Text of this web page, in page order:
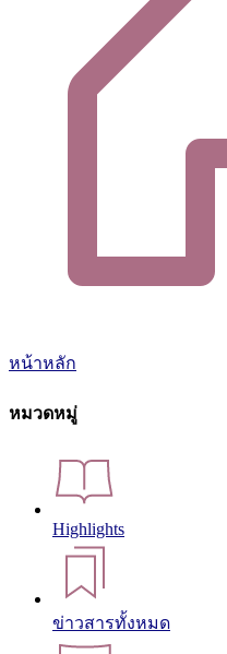
หน้าหลัก
หมวดหมู่
Highlights
ข่าวสารทั้งหมด